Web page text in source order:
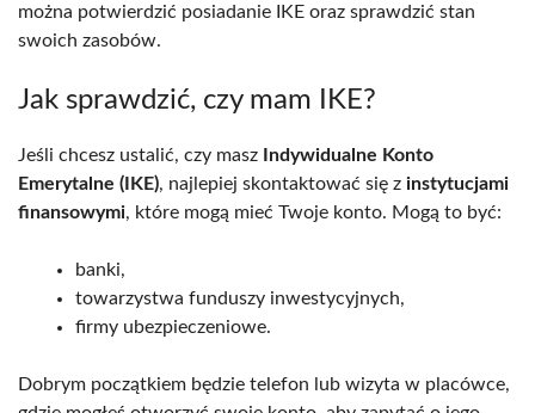
można potwierdzić posiadanie IKE oraz sprawdzić stan
swoich zasobów.
Jak sprawdzić, czy mam IKE?
Jeśli chcesz ustalić, czy masz
Indywidualne Konto
Emerytalne (IKE), najlepiej skontaktować się z instytucjami
finansowymi, które mogą mieć Twoje konto. Mogą to być:
banki,
towarzystwa funduszy inwestycyjnych,
firmy ubezpieczeniowe.
Dobrym początkiem będzie telefon lub wizyta w placówce,